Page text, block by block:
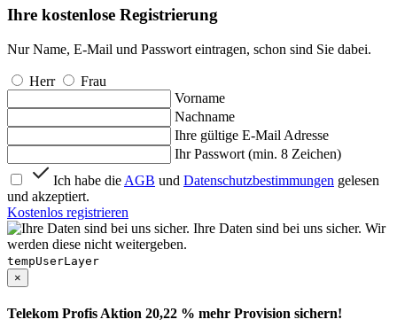
Ihre kostenlose Registrierung
Nur Name, E-Mail und Passwort eintragen, schon sind Sie dabei.
Herr
Frau
Vorname
Nachname
Ihre gültige E-Mail Adresse
Ihr Passwort (min. 8 Zeichen)
Ich habe die AGB und Datenschutzbestimmungen gelesen
und akzeptiert.
Kostenlos registrieren
Ihre Daten sind bei uns sicher. Wir
werden diese nicht weitergeben.
tempUserLayer
×
Telekom Profis Aktion 20,22 % mehr Provision sichern!